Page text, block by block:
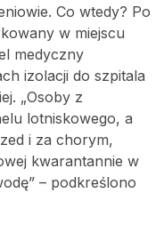
Co wtedy? Po
w miejscu
medyczny
izolacji do szpitala
„Osoby z
lotniskowego, a
i za chorym,
kwarantannie w
– podkreślono